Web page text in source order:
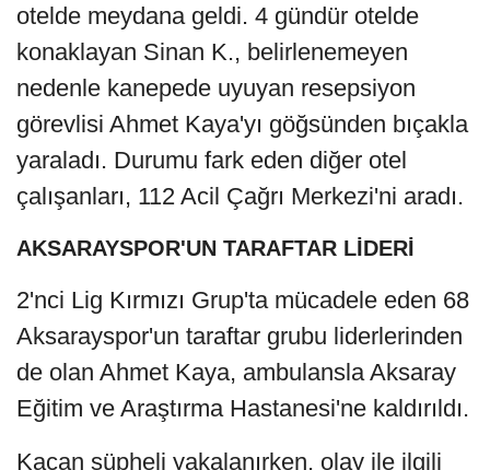
otelde meydana geldi. 4 gündür otelde
konaklayan Sinan K., belirlenemeyen
nedenle kanepede uyuyan resepsiyon
görevlisi Ahmet Kaya'yı göğsünden bıçakla
yaraladı. Durumu fark eden diğer otel
çalışanları, 112 Acil Çağrı Merkezi'ni aradı.
AKSARAYSPOR'UN TARAFTAR LİDERİ
2'nci Lig Kırmızı Grup'ta mücadele eden 68
Aksarayspor'un taraftar grubu liderlerinden
de olan Ahmet Kaya, ambulansla Aksaray
Eğitim ve Araştırma Hastanesi'ne kaldırıldı.
Kaçan şüpheli yakalanırken, olay ile ilgili